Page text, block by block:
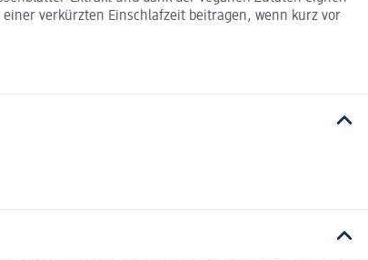
verkürzten Einschlafzeit beitragen, wenn kurz vor